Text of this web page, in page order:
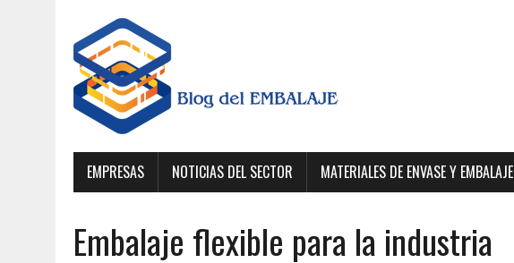
EMPRESAS NOTICIAS DEL SECTOR MATERIALES DE ENVASE Y EMBALAJE
Embalaje flexible para la industria